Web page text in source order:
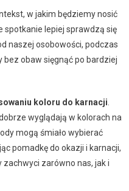
w jakim będziemy nosić
spotkanie lepiej sprawdzą się
naszej osobowości, podczas
bez obaw sięgnąć po bardziej
koloru do karnacji
wyglądają w kolorach na
mogą śmiało wybierać
pomadkę do okazji i karnacji,
zarówno nas, jak i